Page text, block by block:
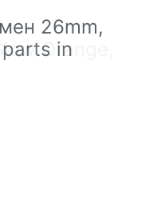
26mm,
parts in
26mm,
Orange,